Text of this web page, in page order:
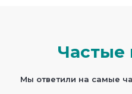
Частые
Мы ответили на самые